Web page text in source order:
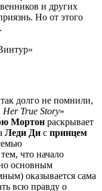
и других
Но от этого
долго не помнили,
Her True Story»
Мортон раскрывает
Леди Ди с принцем
что начало
но основным
оказывается сама
всю правду о